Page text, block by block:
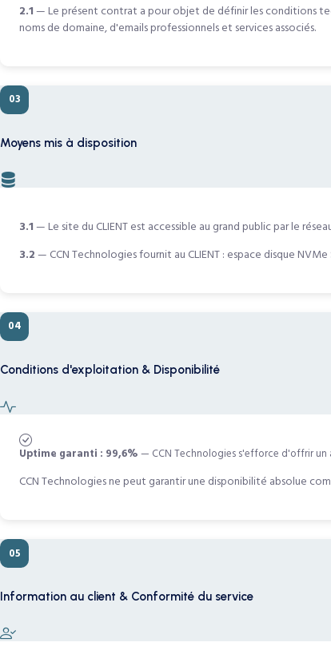
2.1— Le présent contrat a pour objet de définir les conditions
noms de domaine, d'emails professionnels et services associés.
03
Moyens mis à disposition
3.1— Le site du CLIENT est accessible au grand public par le
3.2— CCN Technologies fournit au CLIENT : espace disque
04
Conditions d'exploitation & Disponibilité
Uptime garanti : 99,6%— CCN Technologies s'efforce d'offrir un
CCN Technologies ne peut garantir une disponibilité absolue
05
Information au client & Conformité du service